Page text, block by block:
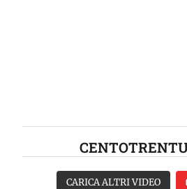
CARICA ALTRI VIDEO